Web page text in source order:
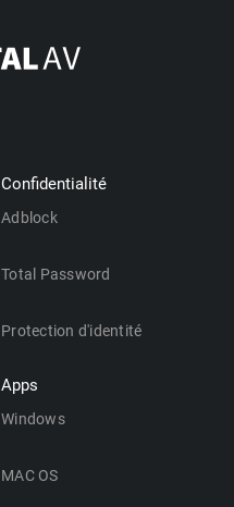
Confidentialité
Adblock
Total Password
Protection d'identité
Apps
Windows
MAC OS